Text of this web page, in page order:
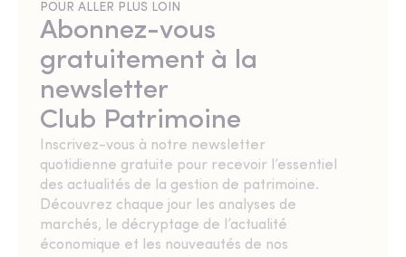
POUR ALLER PLUS LOIN
Abonnez-vous
gratuitement à la
newsletter
Club Patrimoine
Inscrivez-vous à notre newsletter
quotidienne gratuite pour recevoir l’essentiel
des actualités de la gestion de patrimoine.
Découvrez chaque jour les analyses de
marchés, le décryptage de l’actualité
économique et les nouveautés de nos